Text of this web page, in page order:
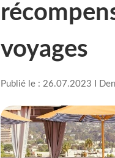
voyages
Publié le : 26.07.2023 I